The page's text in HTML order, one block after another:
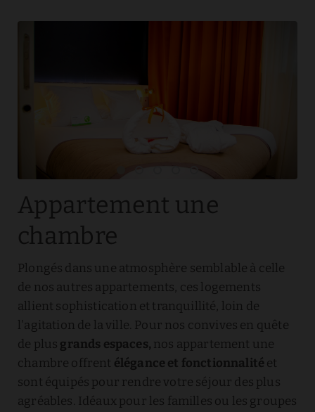
Appartement une
chambre
Plongés dans une atmosphère semblable à celle
de nos autres appartements, ces logements
allient sophistication et tranquillité, loin de
l'agitation de la ville. Pour nos convives en quête
de plus grands espaces, nos appartement une
chambre offrent élégance et fonctionnalité et
sont équipés pour rendre votre séjour des plus
agréables. Idéaux pour les familles ou les groupes